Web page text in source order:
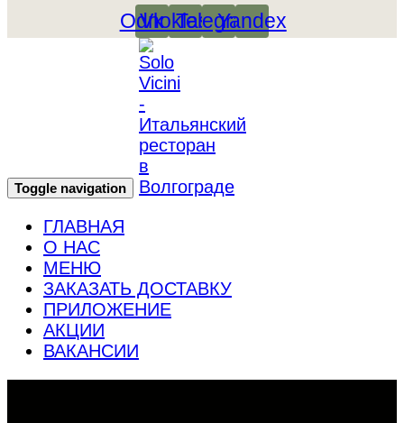
Vk
Odnoklassniki
Telegram
Yandex
Toggle navigation
ГЛАВНАЯ
О НАС
МЕНЮ
ЗАКАЗАТЬ ДОСТАВКУ
ПРИЛОЖЕНИЕ
АКЦИИ
ВАКАНСИИ